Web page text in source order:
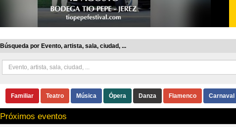
Búsqueda por Evento, artista, sala, ciudad, ...
Familiar Teatro Música Ópera Danza Flamenco Carnaval
Próximos eventos